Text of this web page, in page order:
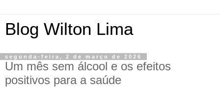
Blog Wilton Lima
segunda-feira, 2 de março de 2026
Um mês sem álcool e os efeitos
positivos para a saúde